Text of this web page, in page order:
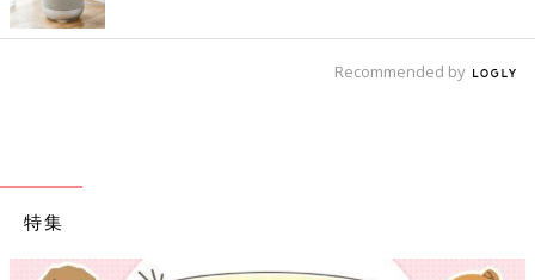
Recommended by
特集